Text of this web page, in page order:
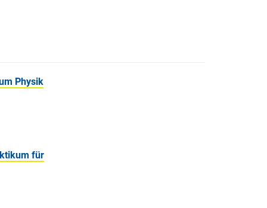
Physik
für